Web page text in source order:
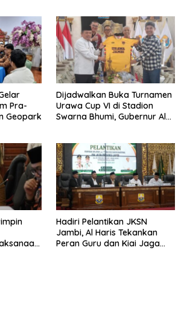
Pra-
Geopark
Dijadwalkan Buka Turnamen
Urawa Cup VI di Stadion
Swarna Bhumi, Gubernur Al
Hadiri Pelantikan JKSN
Jambi, Al Haris Tekankan
Peran Guru dan Kiai Jaga